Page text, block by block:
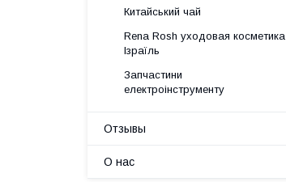
Китайський чай
Rena Rosh уходовая косметика
Ізраїль
Запчастини
електроінструменту
Отзывы
О нас